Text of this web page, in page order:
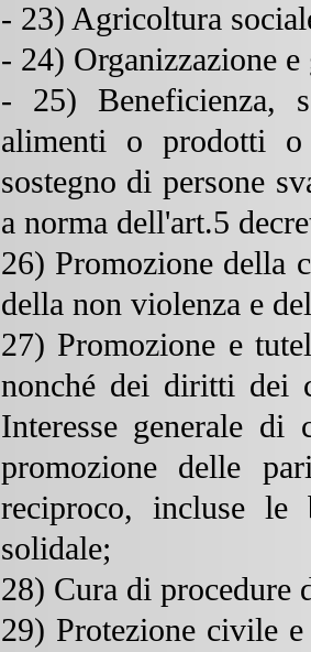
- 23) Agricoltura
- 24) Organizzazione
- 25) Beneficienza,
alimenti o prodotti
sostegno di persone
a norma dell'art.5
26) Promozione della
della non violenza e
27) Promozione e
nonché dei diritti dei
Interesse generale
promozione delle
reciproco, incluse
solidale;
28) Cura di procedure
29) Protezione civile